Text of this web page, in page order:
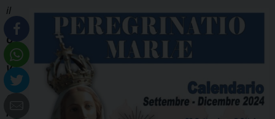
il
C
O
N
V
E